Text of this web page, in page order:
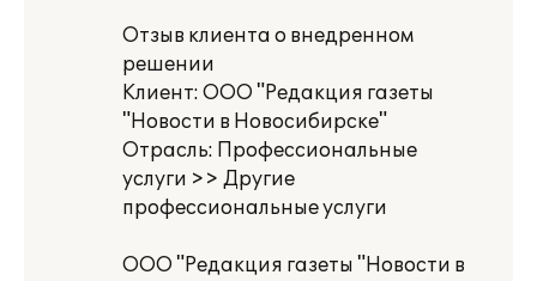
Отзыв клиента о внедренном
решении
Клиент: ООО "Редакция газеты
"Новости в Новосибирске"
Отрасль: Профессиональные
услуги >> Другие
профессиональные услуги
ООО "Редакция газеты "Новости в